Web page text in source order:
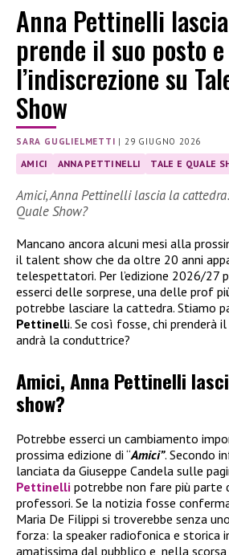
Anna Pettinelli
prende il suo posto e
l’indiscrezione su
Show
SARA GUGLIELMETTI | 29 GIUGNO 2026
AMICI ANNA PETTINELLI TALE E QUALE
Amici, Anna Pettinelli lascia la
Quale Show?
Mancano ancora alcuni mesi alla
il talent show che da oltre 20 anni
telespettatori. Per l’edizione 2026/27
esserci delle sorprese, una delle prof
potrebbe lasciare la cattedra. Stiamo
Pettinelli. Se così fosse, chi prenderà
andrà la conduttrice?
Amici, Anna Pettinelli
show?
Potrebbe esserci un cambiamento
prossima edizione di “Amici”. Secondo
lanciata da Giuseppe Candela sulle
Pettinelli potrebbe non fare più parte
professori. Se la notizia fosse
Maria De Filippi si troverebbe senza
forza: la speaker radiofonica e storica
amatissima dal pubblico e, nella